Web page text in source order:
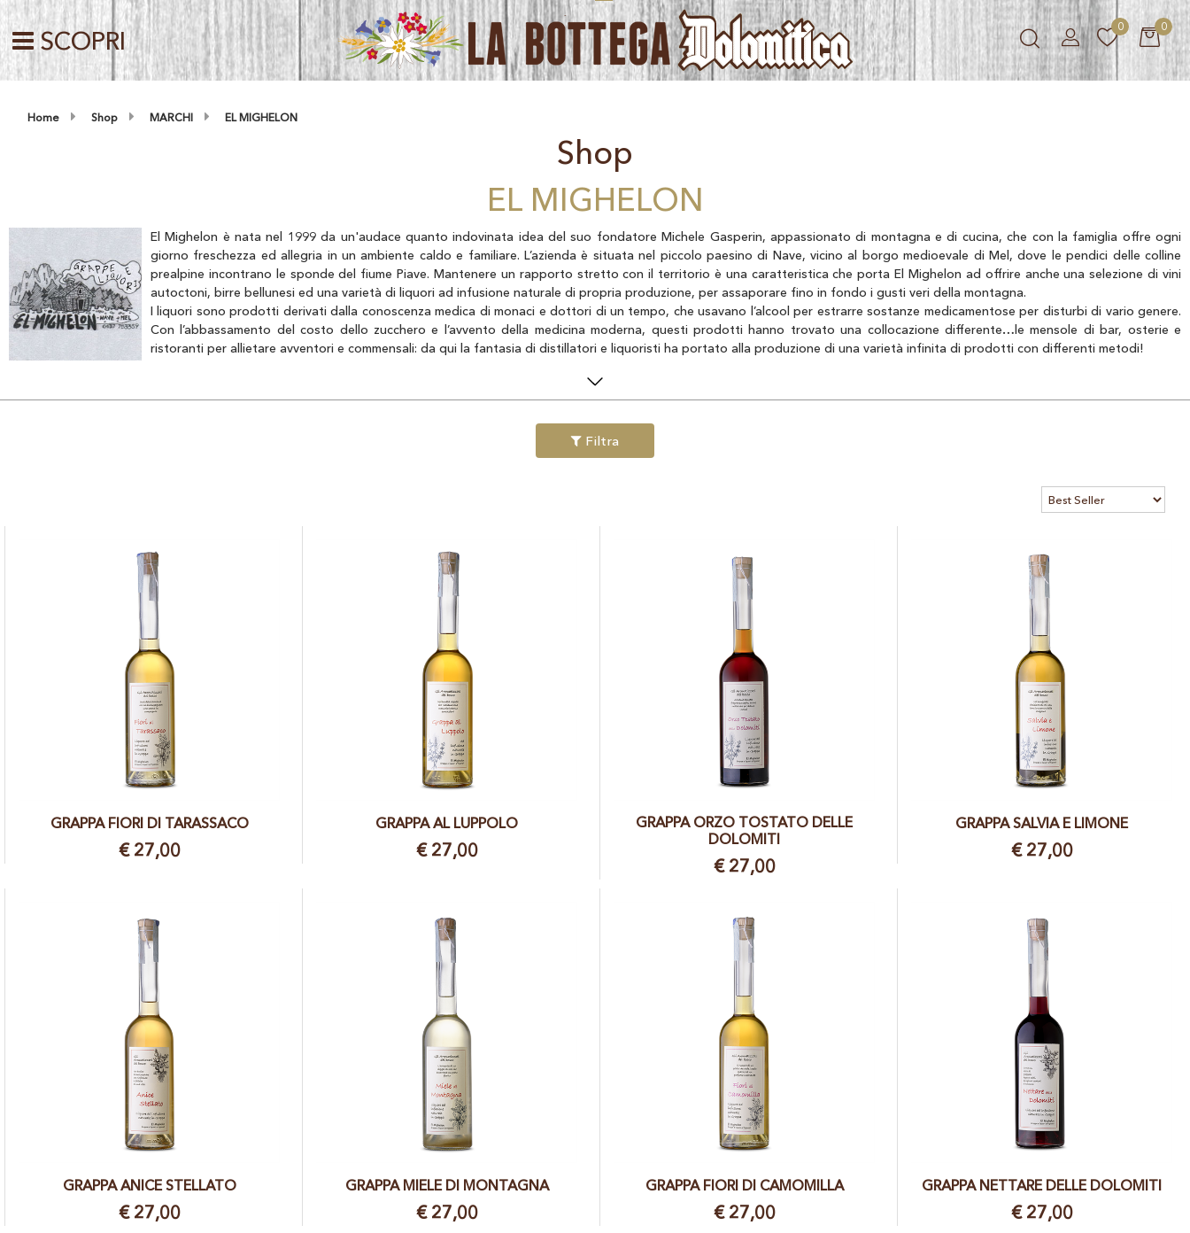
SCOPRI 0 0
Home Shop MARCHI EL MIGHELON
Shop
EL MIGHELON
El Mighelon è nata nel 1999 da un'audace quanto indovinata idea del suo fondatore Michele Gasperin, appassionato di montagna e di cucina, che con la famiglia offre ogni
giorno freschezza ed allegria in un ambiente caldo e familiare. L’azienda è situata nel piccolo paesino di Nave, vicino al borgo medioevale di Mel, dove le pendici delle colline
prealpine incontrano le sponde del fiume Piave. Mantenere un rapporto stretto con il territorio è una caratteristica che porta El Mighelon ad offrire anche una selezione di vini
autoctoni, birre bellunesi ed una varietà di liquori ad infusione naturale di propria produzione, per assaporare fino in fondo i gusti veri della montagna.
I liquori sono prodotti derivati dalla conoscenza medica di monaci e dottori di un tempo, che usavano l’alcool per estrarre sostanze medicamentose per disturbi di vario genere.
Con l’abbassamento del costo dello zucchero e l’avvento della medicina moderna, questi prodotti hanno trovato una collocazione differente…le mensole di bar, osterie e
ristoranti per allietare avventori e commensali: da qui la fantasia di distillatori e liquoristi ha portato alla produzione di una varietà infinita di prodotti con differenti metodi!
Filtra
GRAPPA FIORI DI TARASSACO
€ 27,00
GRAPPA AL LUPPOLO
€ 27,00
GRAPPA ORZO TOSTATO DELLE
DOLOMITI
€ 27,00
GRAPPA SALVIA E LIMONE
€ 27,00
GRAPPA ANICE STELLATO
€ 27,00
GRAPPA MIELE DI MONTAGNA
€ 27,00
GRAPPA FIORI DI CAMOMILLA
€ 27,00
GRAPPA NETTARE DELLE DOLOMITI
€ 27,00